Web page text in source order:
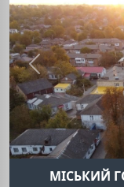
Previous
МІСЬКИЙ